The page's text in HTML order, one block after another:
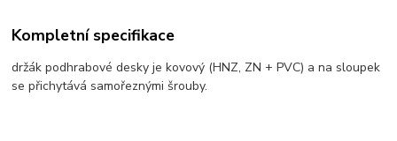
Kompletní specifikace
držák podhrabové desky je kovový (HNZ, ZN + PVC) a na sloupek
se přichytává samořeznými šrouby.